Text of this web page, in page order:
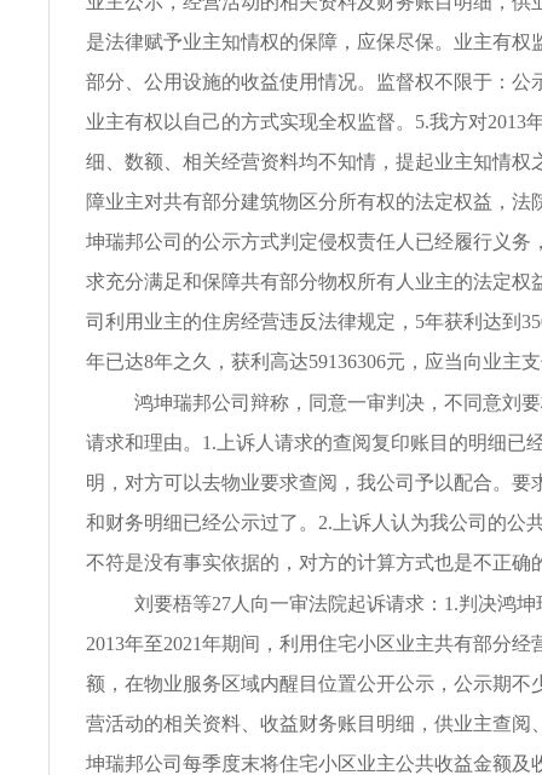
是法律赋予业主知情权的保障，应保尽保。业主有权
部分、公用设施的收益使用情况。监督权不限于：公
业主有权以自己的方式实现全权监督。5.我方对2013
细、数额、相关经营资料均不知情，提起业主知情权
障业主对共有部分建筑物区分所有权的法定权益，法
坤瑞邦公司的公示方式判定侵权责任人已经履行义务
求充分满足和保障共有部分物权所有人业主的法定权
司利用业主的住房经营违反法律规定，5年获利达到
年已达8年之久，获利高达59136306元，应当向业主
鸿坤瑞邦公司辩称，同意一审判决，不同意刘
请求和理由。1.上诉人请求的查阅复印账目的明细已
明，对方可以去物业要求查阅，我公司予以配合。要
和财务明细已经公示过了。2.上诉人认为我公司的公
不符是没有事实依据的，对方的计算方式也是不正确
刘要梧等27人向一审法院起诉请求：1.判决鸿
2013年至2021年期间，利用住宅小区业主共有部分经
额，在物业服务区域内醒目位置公开公示，公示期不
营活动的相关资料、收益财务账目明细，供业主查阅
坤瑞邦公司每季度末将住宅小区业主公共收益金额及